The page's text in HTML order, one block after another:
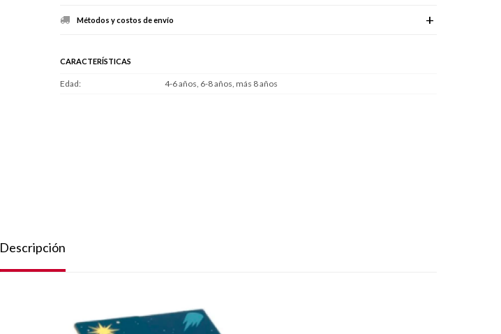
Métodos y costos de envío
CARACTERÍSTICAS
Edad 4-6 años, 6-8 años, más 8 años
Descripción